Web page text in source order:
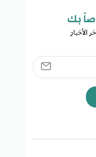
بك​